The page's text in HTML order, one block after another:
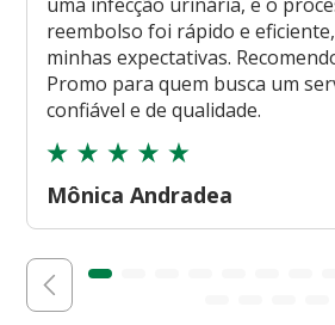
uma infecção urinária, e o
reembolso foi rápido e
minhas expectativas.
Promo para quem busca um
confiável e de qualidade.
Mônica Andradea